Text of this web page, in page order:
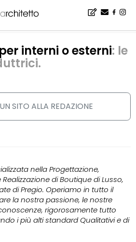
interni o esterni: le
SITO ALLA REDAZIONE
nella Progettazione,
di Boutique di Lusso,
di Pregio. Operiamo in tutto il
la nostra passione, le nostre
rigorosamente tutto
i più alti standard Qualitativi e di